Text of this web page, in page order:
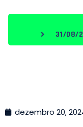
31/08/
dezembro 20,